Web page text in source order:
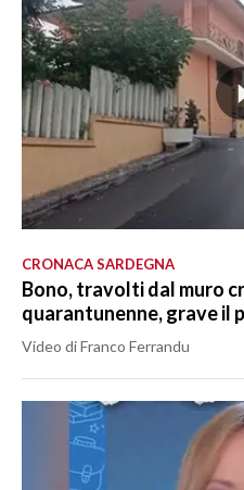
CRONACA SARDEGNA
Bono, travolti dal muro
quarantunenne, grave il
Video di Franco Ferrandu